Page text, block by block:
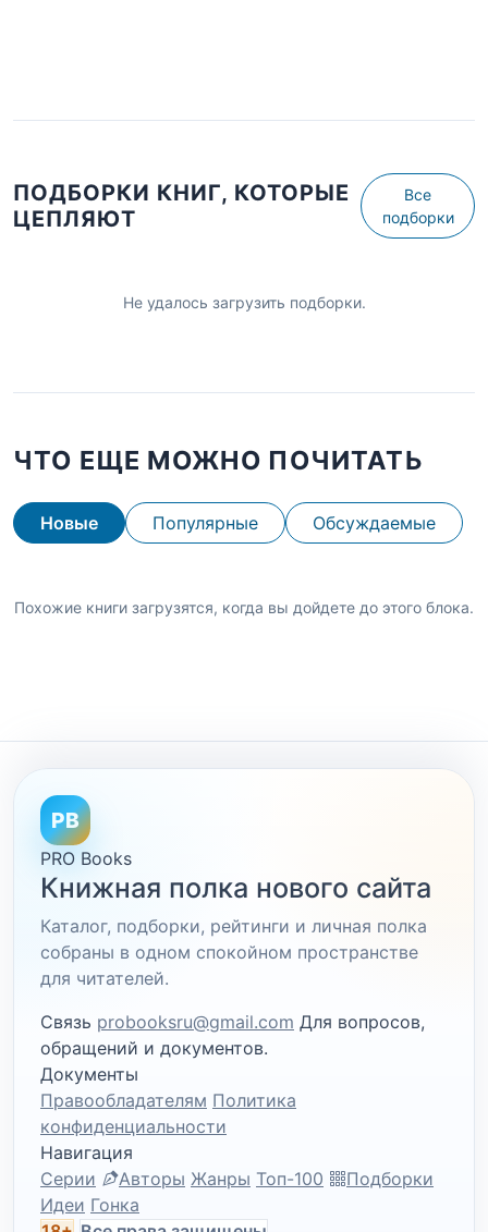
ПОДБОРКИ КНИГ, КОТОРЫЕ
ЦЕПЛЯЮТ
Все
подборки
Не удалось загрузить подборки.
ЧТО ЕЩЕ МОЖНО ПОЧИТАТЬ
Новые Популярные Обсуждаемые
Похожие книги загрузятся, когда вы дойдете до этого блока.
PB
PRO Books
Книжная полка нового сайта
Каталог, подборки, рейтинги и личная полка
собраны в одном спокойном пространстве
для читателей.
Связь probooksru@gmail.com Для вопросов,
обращений и документов.
Документы
Правообладателям Политика
конфиденциальности
Навигация
Серии
Авторы Жанры Топ-100
Подборки
Идеи Гонка